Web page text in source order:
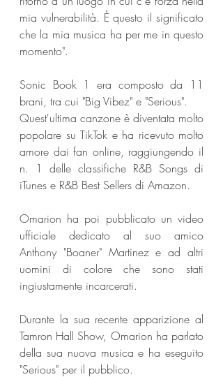
mia vulnerabilità. È questo il significato
che la mia musica ha per me in questo
momento".
Sonic Book 1 era composto da 11
brani, tra cui "Big Vibez" e "Serious".
Quest'ultima canzone è diventata molto
popolare su TikTok e ha ricevuto molto
amore dai fan online, raggiungendo il
n. 1 delle classifiche R&B Songs di
iTunes e R&B Best Sellers di Amazon.
Omarion ha poi pubblicato un video
ufficiale dedicato al suo amico
Anthony "Boaner" Martinez e ad altri
uomini di colore che sono stati
ingiustamente incarcerati.
Durante la sua recente apparizione al
Tamron Hall Show, Omarion ha parlato
della sua nuova musica e ha eseguito
"Serious" per il pubblico.